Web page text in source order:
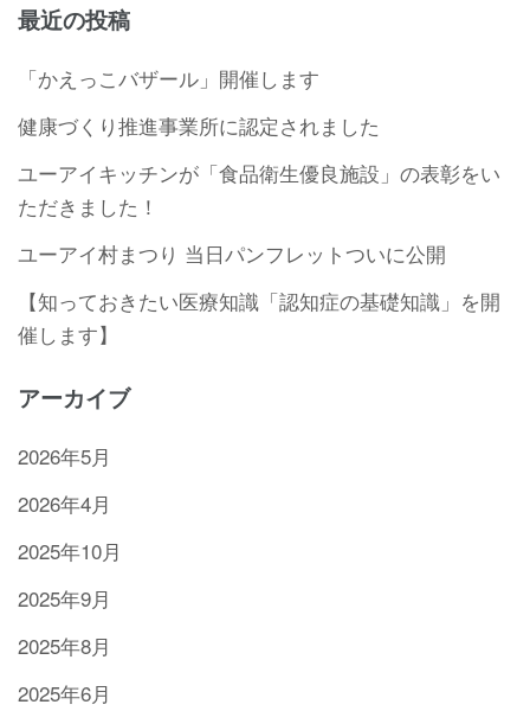
最近の投稿
「かえっこバザール」開催します
健康づくり推進事業所に認定されました
ユーアイキッチンが「食品衛生優良施設」の表彰をい
ただきました！
ユーアイ村まつり 当日パンフレットついに公開
【知っておきたい医療知識「認知症の基礎知識」を開
催します】
アーカイブ
2026年5月
2026年4月
2025年10月
2025年9月
2025年8月
2025年6月